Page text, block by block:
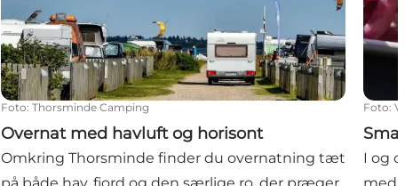
Foto: Thorsminde Camping
Overnat med havluft og horisont
Omkring Thorsminde finder du overnatning tæt
Foto:
I og